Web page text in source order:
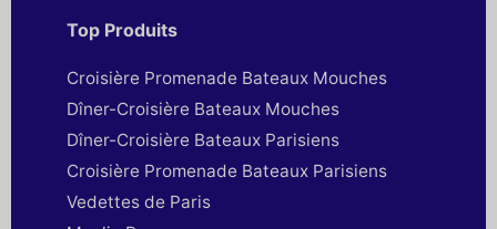
Top Produits
Croisière Promenade Bateaux Mouches
Dîner-Croisière Bateaux Mouches
Dîner-Croisière Bateaux Parisiens
Croisière Promenade Bateaux Parisiens
Vedettes de Paris